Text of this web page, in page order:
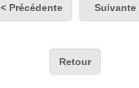
< Précédente Suivante
Retour